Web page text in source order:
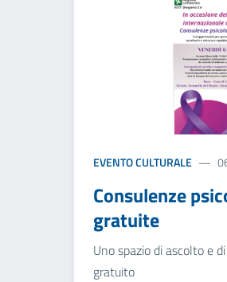
EVENTO CULTURALE
Consulenze
gratuite
Uno spazio di ascolto e
gratuito